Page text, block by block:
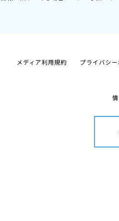
メディア利用規約 プライバシ